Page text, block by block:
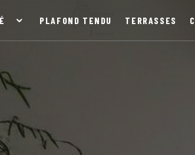
PLAFOND TENDU TERRASSES